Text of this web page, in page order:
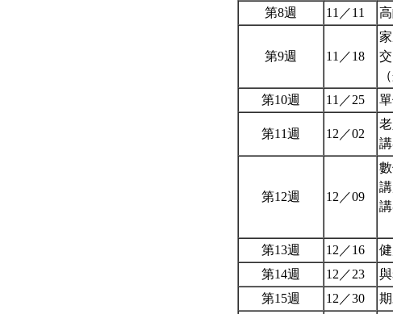
第8週
11／11
第9週 11／18
交
第10週
11／25
第11週 12／02
第12週 12／09
第13週 12／16
第14週
12／23
第15週
12／30